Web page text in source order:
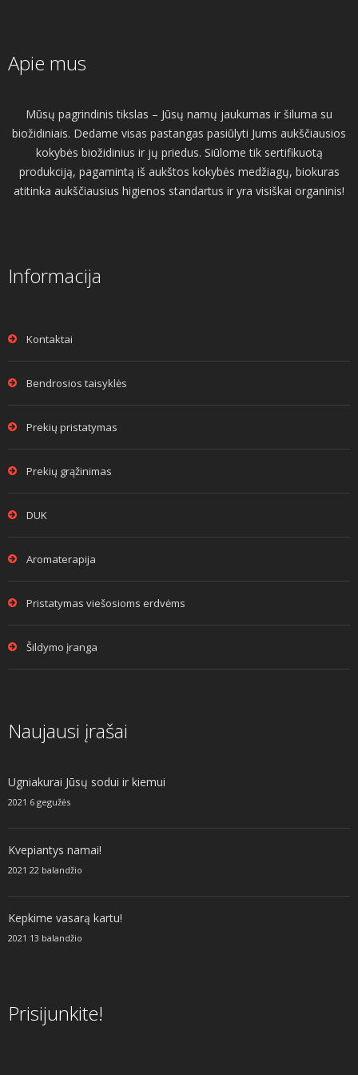
Apie mus
Mūsų pagrindinis tikslas – Jūsų namų jaukumas ir šiluma su
biožidiniais. Dedame visas pastangas pasiūlyti Jums aukščiausios
kokybės biožidinius ir jų priedus. Siūlome tik sertifikuotą
produkciją, pagamintą iš aukštos kokybės medžiagų, biokuras
atitinka aukščiausius higienos standartus ir yra visiškai organinis!
Informacija
Kontaktai
Bendrosios taisyklės
Prekių pristatymas
Prekių grąžinimas
DUK
Aromaterapija
Pristatymas viešosioms erdvėms
Šildymo įranga
Naujausi įrašai
Ugniakurai Jūsų sodui ir kiemui
2021 6 gegužės
Kvepiantys namai!
2021 22 balandžio
Kepkime vasarą kartu!
2021 13 balandžio
Prisijunkite!